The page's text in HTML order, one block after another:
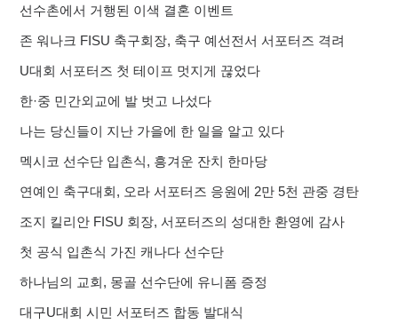
선수촌에서 거행된 이색 결혼 이벤트
존 워나크 FISU 축구회장, 축구 예선전서 서포터즈 격려
U대회 서포터즈 첫 테이프 멋지게 끊었다
한·중 민간외교에 발 벗고 나섰다
나는 당신들이 지난 가을에 한 일을 알고 있다
멕시코 선수단 입촌식, 흥겨운 잔치 한마당
연예인 축구대회, 오라 서포터즈 응원에 2만 5천 관중 경탄
조지 킬리안 FISU 회장, 서포터즈의 성대한 환영에 감사
첫 공식 입촌식 가진 캐나다 선수단
하나님의 교회, 몽골 선수단에 유니폼 증정
대구U대회 시민 서포터즈 합동 발대식